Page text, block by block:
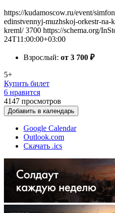
https://kudamoscow.ru/event/
edinstvennyj-muzhskoj-orkestr-na-
kreml/ 3700 https://schema.org/
24T11:00:00+03:00
Взрослый: от 3 700 ₽
5+
Купить билет
6 нравится
4147 просмотров
Добавить в календарь
Google Calendar
Outlook.com
Скачать .ics